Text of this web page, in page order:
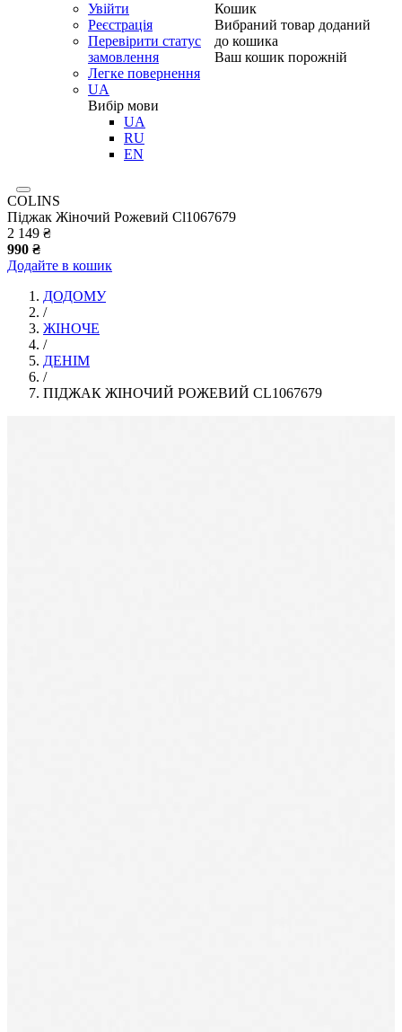
Увійти
Реєстрація
Перевірити статус
замовлення
Легке повернення
UA
Вибір мови
UA
RU
EN
Кошик
Вибраний товар доданий
до кошика
Ваш кошик порожній
COLINS
Піджак Жіночий Рожевий Cl1067679
2 149 ₴
990 ₴
Додайте в кошик
ДОДОМУ
/
ЖІНОЧЕ
/
ДЕНІМ
/
ПІДЖАК ЖІНОЧИЙ РОЖЕВИЙ CL1067679